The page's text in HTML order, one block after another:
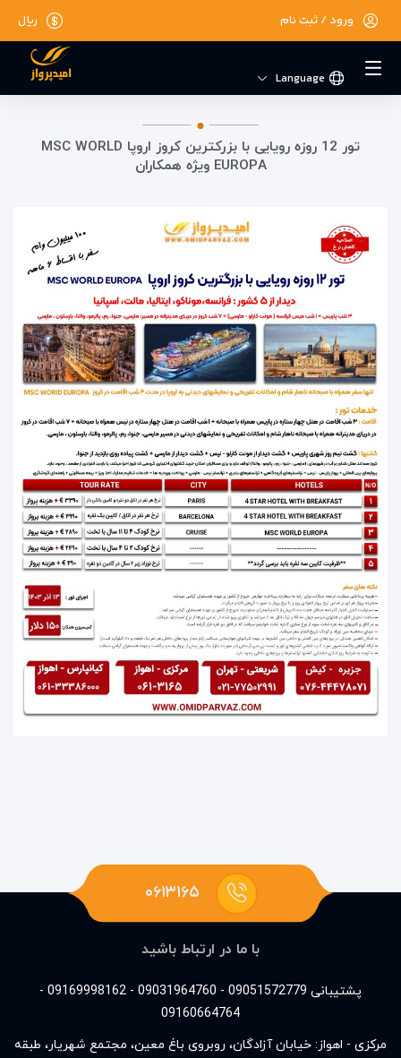
ریال ورود / ثبت نام
Language
تور 12 روزه رویایی با بزرکترین کروز اروپا MSC WORLD
EUROPA ویژه همکاران
۰۶۱۳۱۶۵
با ما در ارتباط باشید
پشتیبانی 09051572779 - 09031964760 - 09169998162 -
09160664764
مرکزی - اهواز: خیابان آزادگان، روبروی باغ معین، مجتمع شهریار، طبقه